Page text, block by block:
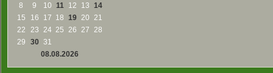
8
9 10 11 12 13 14
15
16 17 18 19 20 21
22
23 24 25 26 27 28
29
30 31
08.08.2026